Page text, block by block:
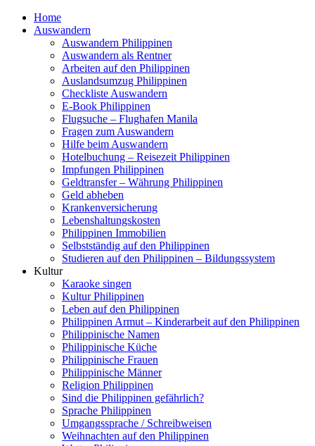
Home
Auswandern
Auswandern Philippinen
Auswandern als Rentner
Arbeiten auf den Philippinen
Auslandsumzug Philippinen
Checkliste Auswandern
E-Book Philippinen
Flugsuche – Flughafen Manila
Fragen zum Auswandern
Hilfe beim Auswandern
Hotelbuchung – Reisezeit Philippinen
Impfungen Philippinen
Geldtransfer – Währung Philippinen
Geld abheben
Krankenversicherung
Lebenshaltungskosten
Philippinen Immobilien
Selbstständig auf den Philippinen
Studieren auf den Philippinen – Bildungssystem
Kultur
Karaoke singen
Kultur Philippinen
Leben auf den Philippinen
Philippinen Armut – Kinderarbeit auf den Philippinen
Philippinische Namen
Philippinische Küche
Philippinische Frauen
Philippinische Männer
Religion Philippinen
Sind die Philippinen gefährlich?
Sprache Philippinen
Umgangssprache / Schreibweisen
Weihnachten auf den Philippinen